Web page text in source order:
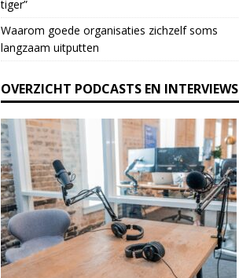
e
t
h
i
f
e
l
d
b
l
a
n
k
.
tiger”
Waarom goede organisaties zichzelf soms
langzaam uitputten
OVERZICHT PODCASTS EN INTERVIEWS